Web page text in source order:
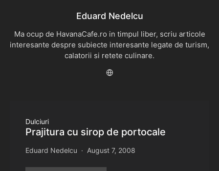
Eduard Nedelcu
Ma ocup de HavanaCafe.ro in timpul liber, scriu articole
interesante despre subiecte interesante legate de turism,
calatorii si retete culinare.
Dulciuri
Prajitura cu sirop de portocale
Eduard Nedelcu August 7, 2008